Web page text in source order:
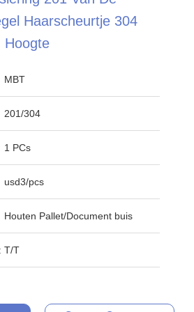
Haarscheurtje 304
Hoogte
MBT
201/304
1 PCs
usd3/pcs
Houten Pallet/Document buis
T/T